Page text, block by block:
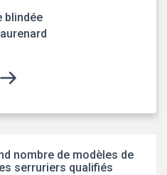
blindée
nombre de modèles de
serruriers qualifiés